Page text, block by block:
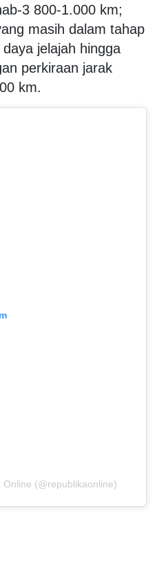
3 800-1.000 km;
masih dalam tahap
jelajah hingga
perkiraan jarak
km.
(@republikaonline)